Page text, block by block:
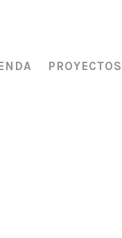
PROYECTOS